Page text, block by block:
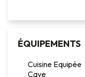
ÉQUIPEMENTS
Cuisine Equipée
Cave